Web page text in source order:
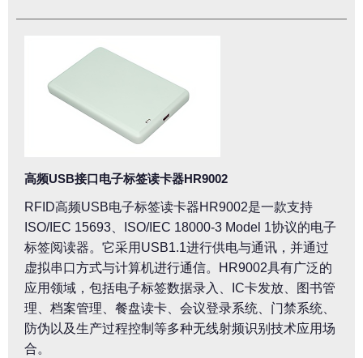
高频USB接口电子标签读卡器HR9002
RFID高频USB电子标签读卡器HR9002是一款支持
ISO/IEC 15693、ISO/IEC 18000-3 Model 1协议的电子
标签阅读器。它采用USB1.1进行供电与通讯，并通过
虚拟串口方式与计算机进行通信。HR9002具有广泛的
应用领域，包括电子标签数据录入、IC卡发放、图书管
理、档案管理、餐盘读卡、会议登录系统、门禁系统、
防伪以及生产过程控制等多种无线射频识别技术应用场
合。